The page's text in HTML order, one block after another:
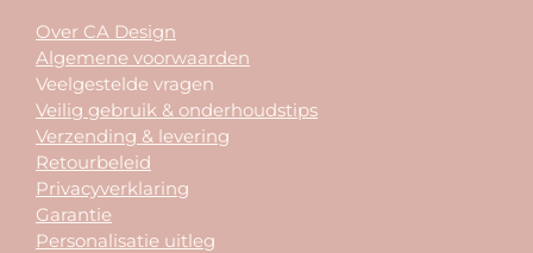
Over CA Design
Algemene voorwaarden
Veelgestelde vragen
Veilig gebruik & onderhoudstips
Verzending & levering
Retourbeleid
Privacyverklaring
Garantie
Personalisatie uitleg